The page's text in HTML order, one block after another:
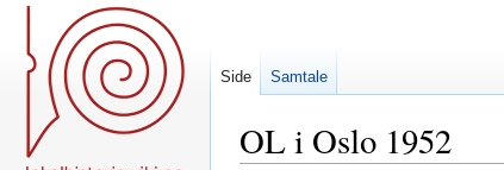
OL i Oslo 1952
Side Samtale